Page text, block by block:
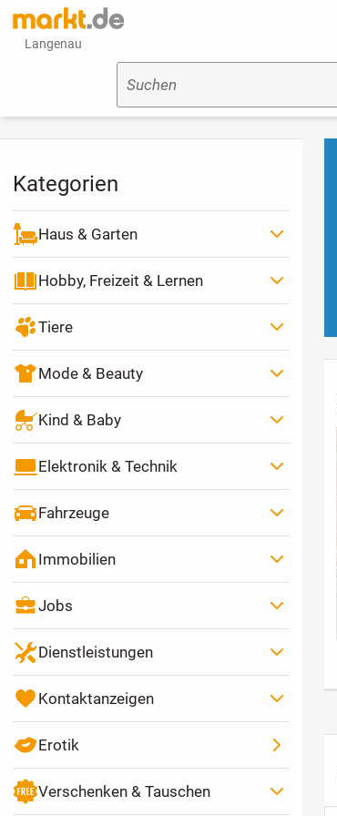
Langenau
Suchen
Massagesessel in
moderner Form,
Serienrippenbruc
Kategorien
Haus & Garten
Hobby, Freizeit & Lernen
Tiere
Mode & Beauty
Kind & Baby
Elektronik & Technik
Fahrzeuge
Immobilien
Jobs
Dienstleistungen
Kontaktanzeigen
Erotik
Verschenken & Tauschen